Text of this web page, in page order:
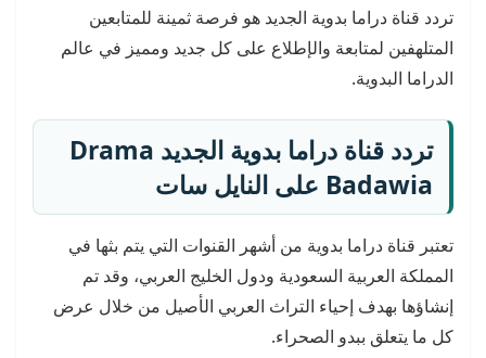
تردد قناة دراما بدوية الجديد هو فرصة ثمينة للمتابعين
المتلهفين لمتابعة والإطلاع على كل جديد ومميز في عالم
الدراما البدوية.
تردد قناة دراما بدوية الجديد Drama
Badawia على النايل سات
تعتبر قناة دراما بدوية من أشهر القنوات التي يتم بثها في
المملكة العربية السعودية ودول الخليج العربي، وقد تم
إنشاؤها بهدف إحياء التراث العربي الأصيل من خلال عرض
كل ما يتعلق ببدو الصحراء.